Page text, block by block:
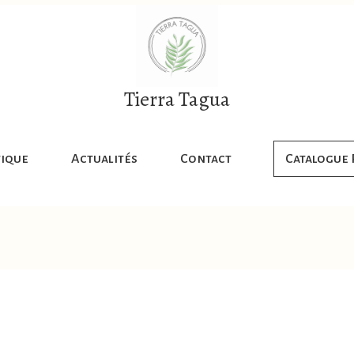
Tierra Tagua
Actualités Contact Catalogue